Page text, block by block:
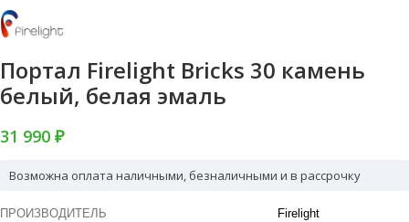
Портал Firelight Bricks 30 камень
белый, белая эмаль
31 990 ₽
Возможна оплата наличными, безналичными и в рассрочку
ПРОИЗВОДИТЕЛЬ Firelight